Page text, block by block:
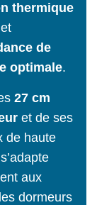
thermique
et
de
optimale.
27 cm
et de ses
de haute
aux
dormeurs